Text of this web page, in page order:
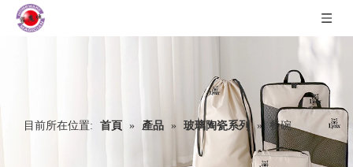
目前所在位置: 首頁 » 產品 » 玻璃陶瓷系列 » 餐碗